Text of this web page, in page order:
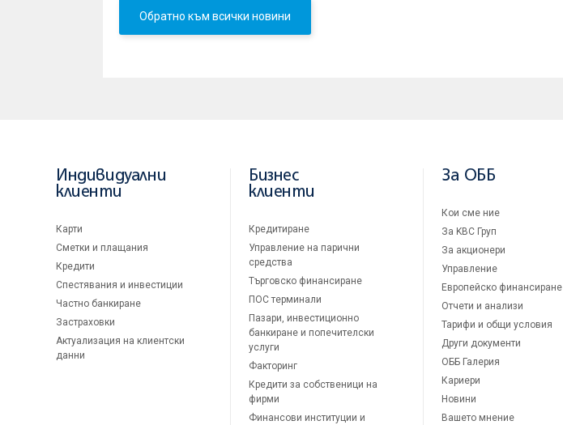
Обратно към всички новини
Индивидуални
клиенти
Карти
Сметки и плащания
Кредити
Спестявания и инвестиции
Частно банкиране
Застраховки
Актуализация на клиентски
данни
Бизнес
клиенти
Кредитиране
Управление на парични
средства
Търговско финансиране
ПОС терминали
Пазари, инвестиционно
банкиране и попечителски
услуги
Факторинг
Кредити за собственици на
фирми
Финансови институции и
За ОББ
Кои сме ние
За KBC Груп
За акционери
Управление
Европейско финансиране
Отчети и анализи
Тарифи и общи условия
Други документи
ОББ Галерия
Кариери
Новини
Вашето мнение